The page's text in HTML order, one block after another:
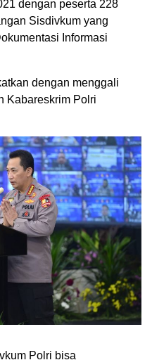
dengan peserta 228
Sisdivkum yang
Informasi
dengan menggali
Kabareskrim Polri
Polri bisa